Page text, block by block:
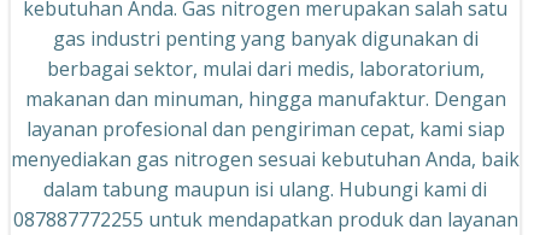
kebutuhan Anda. Gas nitrogen merupakan salah satu
gas industri penting yang banyak digunakan di
berbagai sektor, mulai dari medis, laboratorium,
makanan dan minuman, hingga manufaktur. Dengan
layanan profesional dan pengiriman cepat, kami siap
menyediakan gas nitrogen sesuai kebutuhan Anda, baik
dalam tabung maupun isi ulang. Hubungi kami di
087887772255 untuk mendapatkan produk dan layanan